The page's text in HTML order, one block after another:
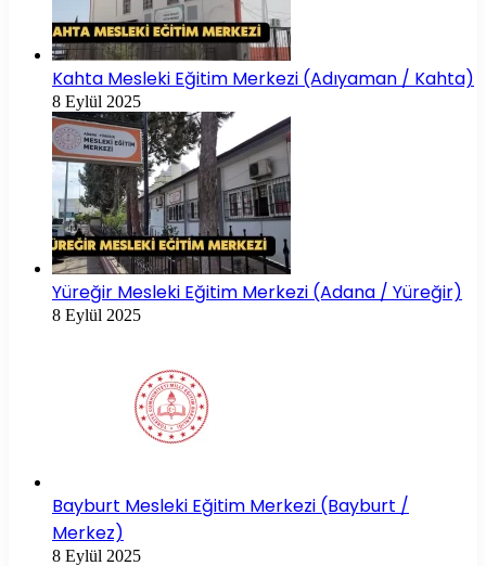
Kahta Mesleki Eğitim Merkezi (Adıyaman / Kahta)
8 Eylül 2025
Yüreğir Mesleki Eğitim Merkezi (Adana / Yüreğir)
8 Eylül 2025
Bayburt Mesleki Eğitim Merkezi (Bayburt /
Merkez)
8 Eylül 2025